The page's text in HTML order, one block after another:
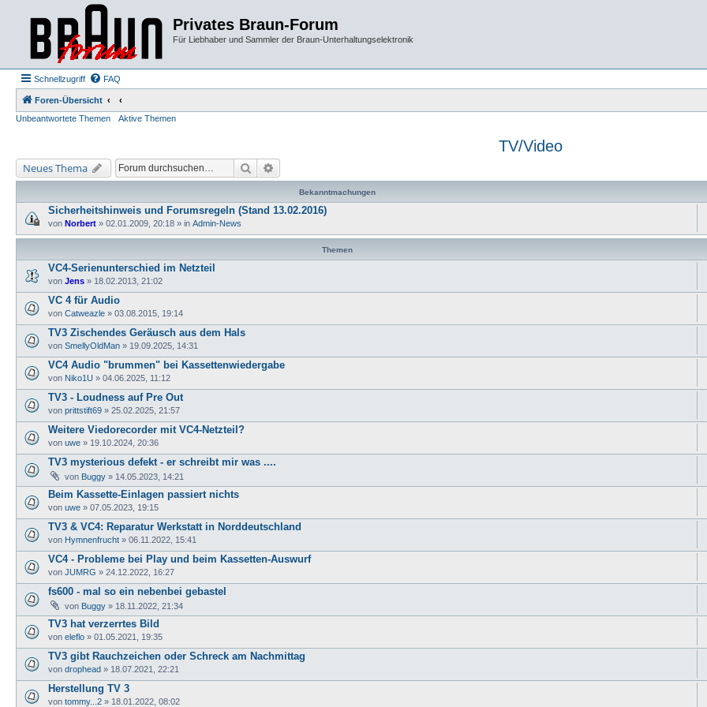
Privates Braun-Forum
Für Liebhaber und Sammler der Braun-Unterhaltungselektronik
Schnellzugriff FAQ
Foren-Übersicht
Unbeantwortete Themen
Aktive Themen
TV/Video
Neues Thema Suche
Bekanntmachungen
Sicherheitshinweis und Forumsregeln (Stand 13.02.2016)
von Norbert » 02.01.2009, 20:18 » in Admin-News
Themen
VC4-Serienunterschied im Netzteil
von Jens » 18.02.2013, 21:02
VC 4 für Audio
von Catweazle » 03.08.2015, 19:14
TV3 Zischendes Geräusch aus dem Hals
von SmellyOldMan » 19.09.2025, 14:31
VC4 Audio "brummen" bei Kassettenwiedergabe
von Niko1U » 04.06.2025, 11:12
TV3 - Loudness auf Pre Out
von prittstift69 » 25.02.2025, 21:57
Weitere Viedorecorder mit VC4-Netzteil?
von uwe » 19.10.2024, 20:36
TV3 mysterious defekt - er schreibt mir was ....
von Buggy » 14.05.2023, 14:21
Beim Kassette-Einlagen passiert nichts
von uwe » 07.05.2023, 19:15
TV3 & VC4: Reparatur Werkstatt in Norddeutschland
von Hymnenfrucht » 06.11.2022, 15:41
VC4 - Probleme bei Play und beim Kassetten-Auswurf
von JUMRG » 24.12.2022, 16:27
fs600 - mal so ein nebenbei gebastel
von Buggy » 18.11.2022, 21:34
TV3 hat verzerrtes Bild
von eleflo » 01.05.2021, 19:35
TV3 gibt Rauchzeichen oder Schreck am Nachmittag
von drophead » 18.07.2021, 22:21
Herstellung TV 3
von tommy...2 » 18.01.2022, 08:02